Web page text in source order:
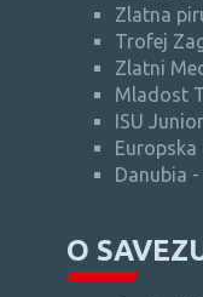
Zlatna
Trofej
Zlatni
Mladost
ISU
Danubia -
O